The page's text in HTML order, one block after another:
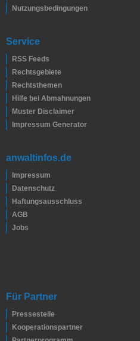
Nutzungsbedingungen
Service
RSS Feeds
Rechtsgebiete
Rechtsthemen
Hilfe bei Abmahnungen
Muster Disclaimer
Impressum Generator
anwaltinfos.de
Impressum
Datenschutz
Haftungsausschluss
AGB
Jobs
Für Partner
Pressestelle
Kooperationspartner